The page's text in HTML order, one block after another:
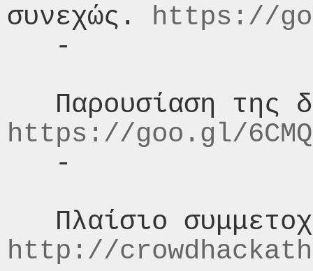
συνεχώς. https://
https://goo.gl/
http://